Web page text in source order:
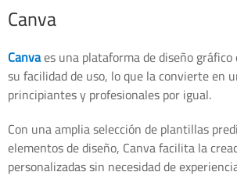
Canva
Canvaes una plataforma de diseño gráfico
su facilidad de uso, lo que la convierte en
principiantes y profesionales por igual.
Con una amplia selección de plantillas
elementos de diseño, Canva facilita la
personalizadas sin necesidad de